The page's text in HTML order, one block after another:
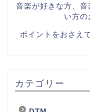
音楽が好きな方、
い方の
ポイントをおさえ
カテゴリー